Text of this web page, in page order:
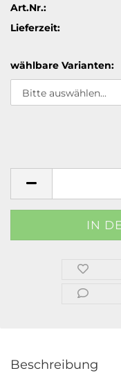
Art.Nr.:
Lieferzeit:
wählbare Varianten:
Beschreibung